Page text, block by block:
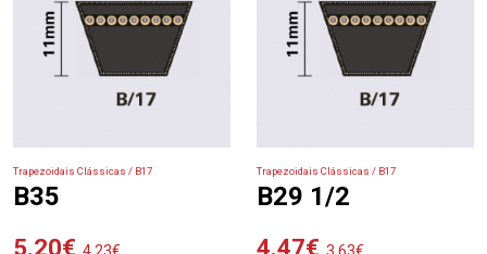
Trapezoidais Clássicas / B17
B35
5.20€
Trapezoidais Clássicas / B17
B29 1/2
4.47€